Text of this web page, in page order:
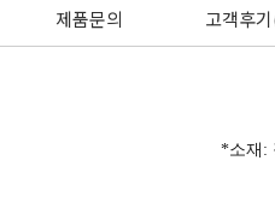
제품문의 고객후
*소재 :